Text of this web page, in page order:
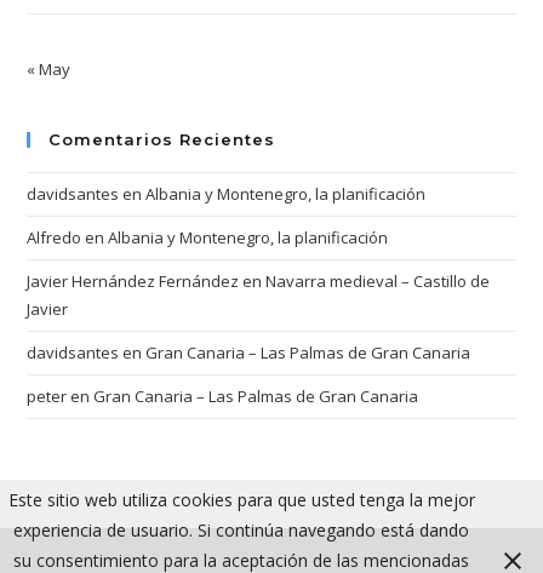
« May
Comentarios Recientes
davidsantes enAlbania y Montenegro, la planificación
Alfredo enAlbania y Montenegro, la planificación
Javier Hernández Fernández enNavarra medieval – Castillo de
Javier
davidsantes enGran Canaria – Las Palmas de Gran Canaria
peterenGran Canaria – Las Palmas de Gran Canaria
Este sitio web utiliza cookies para que usted tenga la mejor
experiencia de usuario. Si continúa navegando está dando
su consentimiento para la aceptación de las mencionadas